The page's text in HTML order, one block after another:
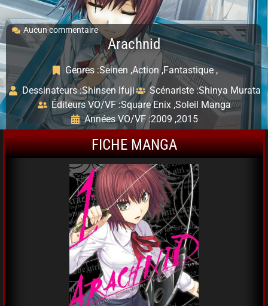
Aucun commentaire
Arachnid
Genres :Seinen ,Action ,Fantastique ,
Dessinateurs :Shinsen Ifuji Scénariste :Shinya Murata
Éditeurs VO/VF :Square Enix ,Soleil Manga
Années VO/VF :2009 ,2015
FICHE MANGA